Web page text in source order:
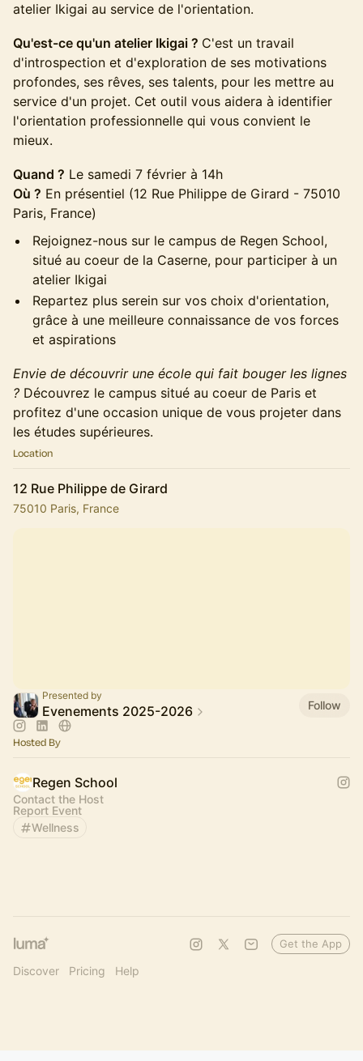
atelier Ikigai au service de l'orientation.
Qu'est-ce qu'un atelier Ikigai ? C'est un travail
d'introspection et d'exploration de ses motivations
profondes, ses rêves, ses talents, pour les mettre au
service d'un projet. Cet outil vous aidera à identifier
l'orientation professionnelle qui vous convient le
mieux.
Quand ? Le samedi 7 février à 14h
Où ? En présentiel (12 Rue Philippe de Girard - 75010
Paris, France)
Rejoignez-nous sur le campus de Regen School,
situé au coeur de la Caserne​, pour participer à un
atelier Ikigai
Repartez plus serein sur vos choix d'orientation,
grâce à une meilleure connaissance de vos forces
et aspirations
Envie de découvrir une école qui fait bouger les lignes
? Découvrez le campus situé au coeur de Paris et
profitez d'une occasion unique de vous projeter dans
les études supérieures.
Location
12 Rue Philippe de Girard
75010 Paris, France
Presented by
Evenements 2025-2026 Follow
Hosted By
Regen School
Contact the Host
Report Event
Wellness
Discover Pricing Help
Get the App